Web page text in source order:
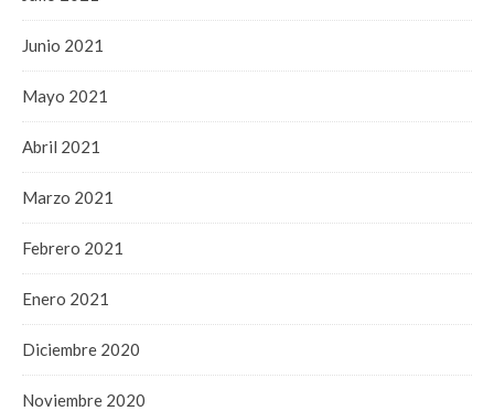
Junio 2021
Mayo 2021
Abril 2021
Marzo 2021
Febrero 2021
Enero 2021
Diciembre 2020
Noviembre 2020